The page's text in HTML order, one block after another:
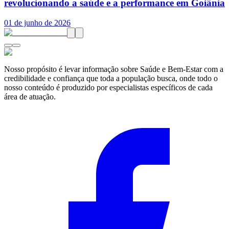
revolucionando a saúde e a performance em Goiânia
01 de junho de 2026
Nosso propósito é levar informação sobre Saúde e Bem-Estar com a
credibilidade e confiança que toda a população busca, onde todo o
nosso conteúdo é produzido por especialistas específicos de cada
área de atuação.